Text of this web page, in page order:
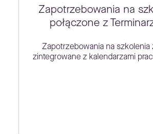
Zapotrzebowania na
połączone z
Zapotrzebowania na szkolenia
zintegrowane z kalendarzami